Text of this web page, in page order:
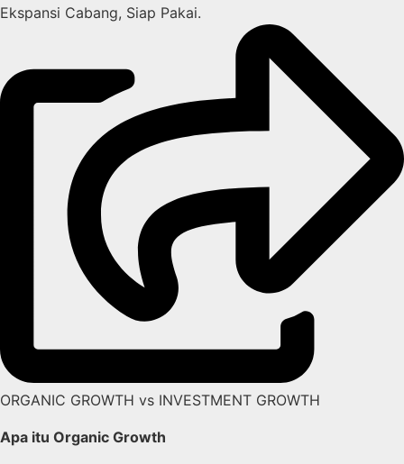
Ekspansi Cabang, Siap Pakai.
ORGANIC GROWTH vs INVESTMENT GROWTH
Apa itu Organic Growth